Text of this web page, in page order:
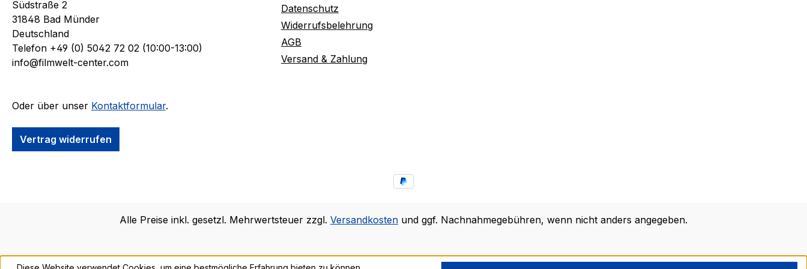
Südstraße 2
31848 Bad Münder
Deutschland
Telefon +49 (0) 5042 72 02 (10:00-13:00)
info@filmwelt-center.com
Oder über unser Kontaktformular.
Vertrag widerrufen
Datenschutz
Widerrufsbelehrung
AGB
Versand & Zahlung
Alle Preise inkl. gesetzl. Mehrwertsteuer zzgl. Versandkosten und ggf. Nachnahmegebühren, wenn nicht anders angegeben.